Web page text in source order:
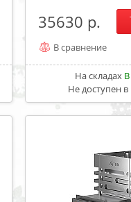
35630
В сравнение
На складах
Не доступен